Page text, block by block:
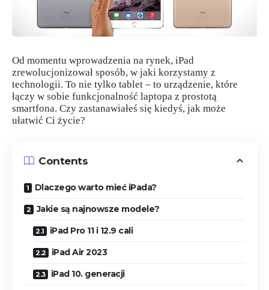
Od momentu wprowadzenia na rynek, iPad
zrewolucjonizował sposób, w jaki korzystamy z
technologii. To nie tylko tablet – to urządzenie, które
łączy w sobie funkcjonalność laptopa z prostotą
smartfona. Czy zastanawiałeś się kiedyś, jak może
ułatwić Ci życie?
Contents
Dlaczego warto mieć iPada?
Jakie są najnowsze modele?
iPad Pro 11 i 12.9 cali
iPad Air 2023
iPad 10. generacji